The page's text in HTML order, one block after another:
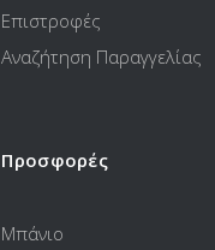
Επιστροφές
Αναζήτηση Παραγγελίας
Προσφορές
Μπάνιο